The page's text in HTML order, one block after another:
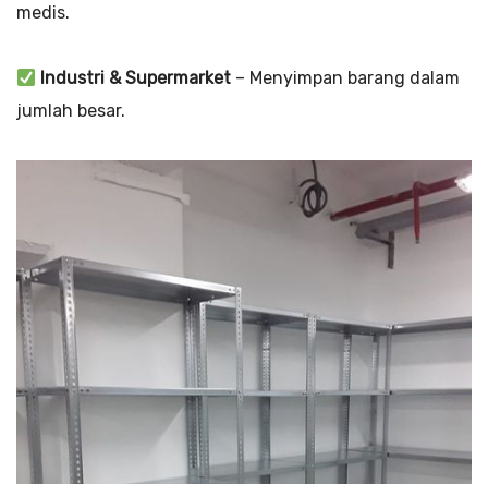
medis.
Industri & Supermarket – Menyimpan barang dalam
jumlah besar.